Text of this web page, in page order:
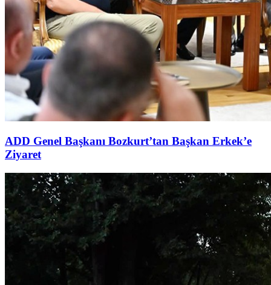
ADD Genel Başkanı Bozkurt’tan Başkan Erkek’e
Ziyaret